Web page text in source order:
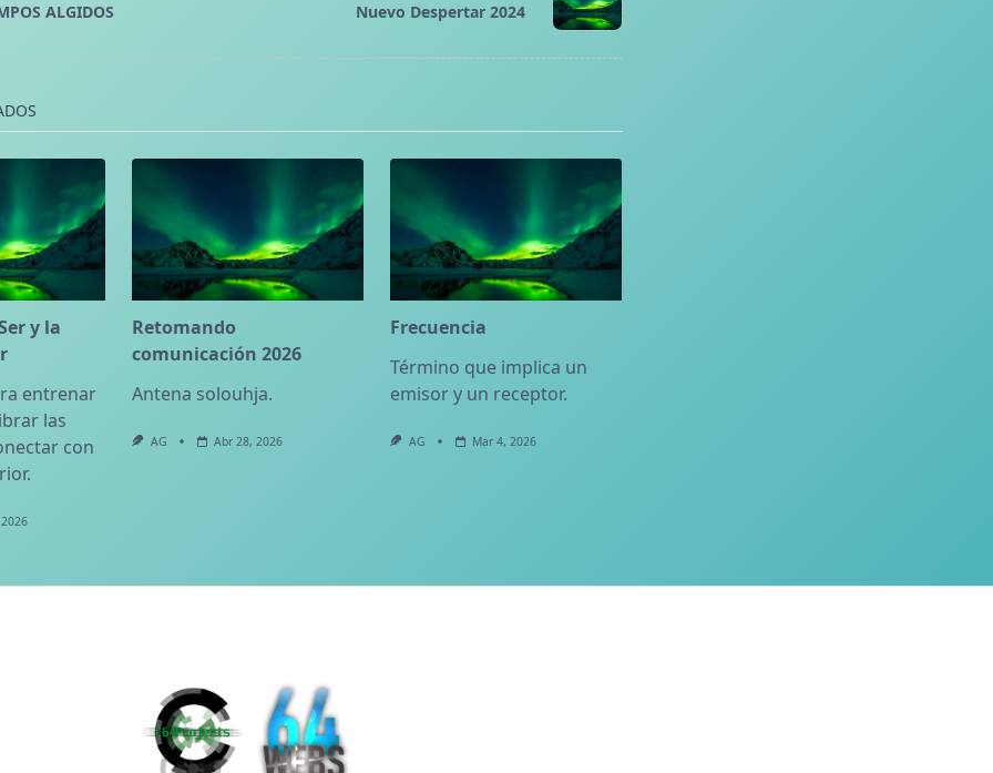
ALGIDOS Nuevo Despertar 2024
y la
entrenar
las
con
Retomando
comunicación 2026
Antena solouhja.
AG Abr 28, 2026
Frecuencia
Término que implica un
emisor y un receptor.
AG Mar 4, 2026